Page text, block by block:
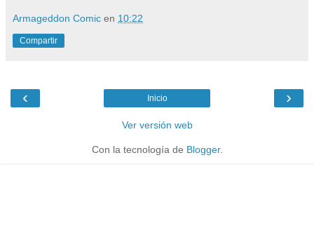
Armageddon Comic en 10:22
Compartir
‹ ›
Inicio
Ver versión web
Con la tecnología de Blogger.